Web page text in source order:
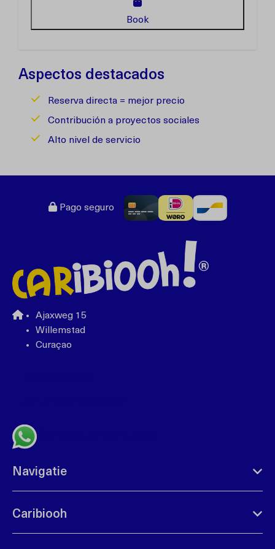
Book
Aspectos destacados
Reserva directa = mejor precio
Contribución a proyectos sociales
Alto nivel de servicio
Pago seguro
Ajaxweg 15
Willemstad
Curaçao
Navigatie
Caribiooh